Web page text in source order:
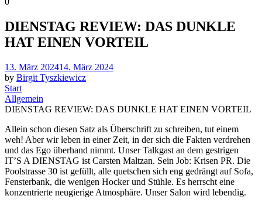
DIENSTAG REVIEW: DAS DUNKLE
HAT EINEN VORTEIL
Posted
on
13. März 202414. März 2024
by Birgit Tyszkiewicz
Start
Allgemein
DIENSTAG REVIEW: DAS DUNKLE HAT EINEN VORTEIL
Allein schon diesen Satz als Überschrift zu schreiben, tut einem
weh! Aber wir leben in einer Zeit, in der sich die Fakten verdrehen
und das Ego überhand nimmt. Unser Talkgast an dem gestrigen
IT’S A DIENSTAG ist Carsten Maltzan. Sein Job: Krisen PR. Die
Poolstrasse 30 ist gefüllt, alle quetschen sich eng gedrängt auf Sofa,
Fensterbank, die wenigen Hocker und Stühle. Es herrscht eine
konzentrierte neugierige Atmosphäre. Unser Salon wird lebendig.